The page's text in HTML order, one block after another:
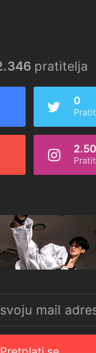
pratitelja
0